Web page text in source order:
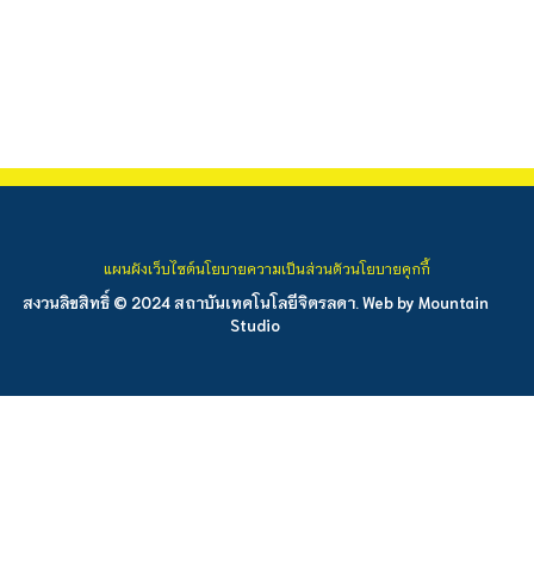
สงวนลิขสิทธิ์ © 2024 สถาบันเทคโนโลยีจิตรลดา. Web by Mountain
Studio
แผนผังเว็บไซต์นโยบายความเป็นส่วนตัวนโยบายคุกกี้